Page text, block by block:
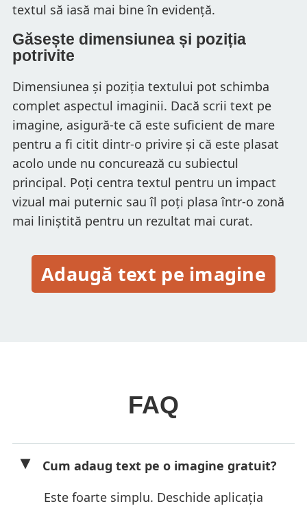
textul să iasă mai bine în evidență.
Găsește dimensiunea și poziția
potrivite
Dimensiunea și poziția textului pot schimba
complet aspectul imaginii. Dacă scrii text pe
imagine, asigură-te că este suficient de mare
pentru a fi citit dintr-o privire și că este plasat
acolo unde nu concurează cu subiectul
principal. Poți centra textul pentru un impact
vizual mai puternic sau îl poți plasa într-o zonă
mai liniștită pentru un rezultat mai curat.
Adaugă text pe imagine
FAQ
Cum adaug text pe o imagine gratuit?
Este foarte simplu. Deschide aplicația